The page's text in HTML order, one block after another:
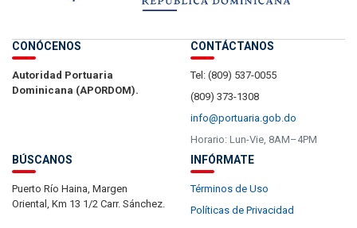
CONÓCENOS
Autoridad Portuaria
Dominicana (APORDOM).
CONTÁCTANOS
Tel: (809) 537-0055
(809) 373-1308
info@portuaria.gob.do
Horario: Lun-Vie, 8AM–4PM
BÚSCANOS
Puerto Río Haina, Margen
Oriental, Km 13 1/2 Carr. Sánchez.
INFÓRMATE
Términos de Uso
Políticas de Privacidad